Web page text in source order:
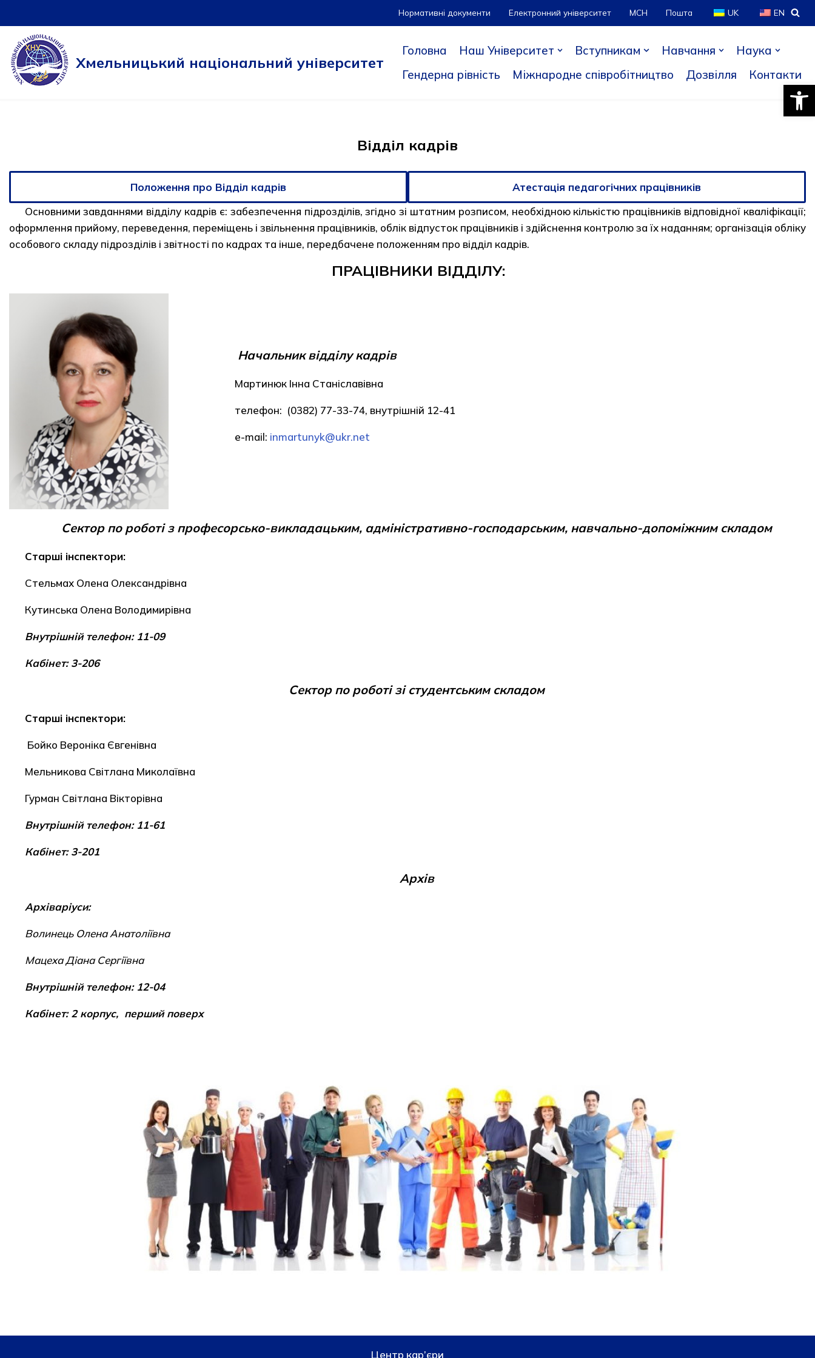
Перейти
до
вмісту
Нормативні документи Електронний університет МСН Пошта UK EN
Хмельницький національний університет
Головна Наш Університет Вступникам Навчання
Наука
Гендерна рівність
Міжнародне співробітництво Дозвілля Контакти
Відділ кадрів
Положення про Відділ кадрів
Атестація педагогічних працівників
Основними завданнями відділу кадрів є: забезпечення підрозділів, згідно зі штатним розписом, необхідною кількістю працівників відповідної кваліфікації;
оформлення прийому, переведення, переміщень і звільнення працівників, облік відпусток працівників і здійснення контролю за їх наданням; організація обліку
особового складу підрозділів і звітності по кадрах та інше, передбачене положенням про відділ кадрів.
ПРАЦІВНИКИ ВІДДІЛУ:
Начальник відділу кадрів
Мартинюк Інна Станіславівна
телефон: (0382) 77-33-74, внутрішній 12-41
e-mail: inmartunyk@ukr.net
Сектор по роботі з професорсько-викладацьким, адміністративно-господарським, навчально-допоміжним складом
Старші інспектори:
Стельмах Олена Олександрівна
Кутинська Олена Володимирівна
Внутрішній телефон: 11-09
Кабінет: 3-206
Сектор по роботі зі студентським складом
Старші інспектори:
Бойко Вероніка Євгенівна
Мельникова Світлана Миколаївна
Гурман Світлана Вікторівна
Внутрішній телефон: 11-61
Кабінет: 3-201
Архів
Архіваріуси:
Волинець Олена Анатоліївна
Мацеха Діана Сергіївна
Внутрішній телефон: 12-04
Кабінет: 2 корпус, перший поверх
Центр кар’єри